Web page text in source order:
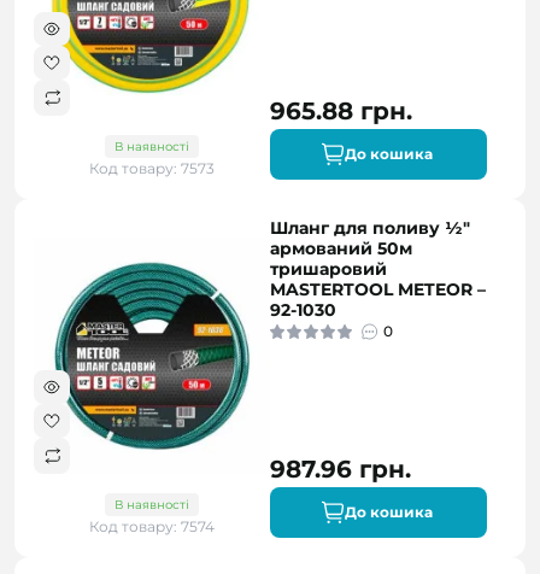
В наявності
Код товару: 7573
965.88 грн.
До кошика
В наявності
Код товару: 7574
Шланг для поливу ½"
армований 50м
тришаровий
MASTERTOOL METEOR –
92-1030
0
987.96 грн.
До кошика